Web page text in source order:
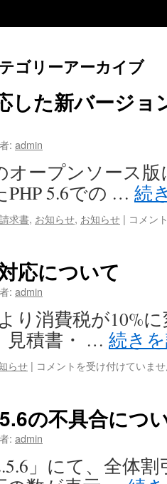
ゴリーアーカイブ
した新バージョ
: admin
オープンソース
PHP 5.6での … 続
求書, お知らせ, お知らせ | PHP 8.2
バ
ー
ジ
ョ
ン
リ
に
つ
コメン
応について
: admin
り消費税が10%
見積書・ … 続き
らせ | 消
10%
の
対
に
つ
コメントを受け付けていま
の不具合につ
: admin
」にて、全体